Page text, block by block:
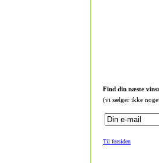
Find din næste
(vi sælger ikke
Til forsiden